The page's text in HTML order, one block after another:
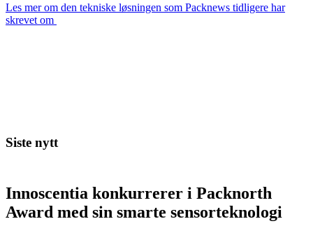
Les mer om den tekniske løsningen som Packnews tidligere har
skrevet om
Siste nytt
Innoscentia konkurrerer i Packnorth
Award med sin smarte sensorteknologi